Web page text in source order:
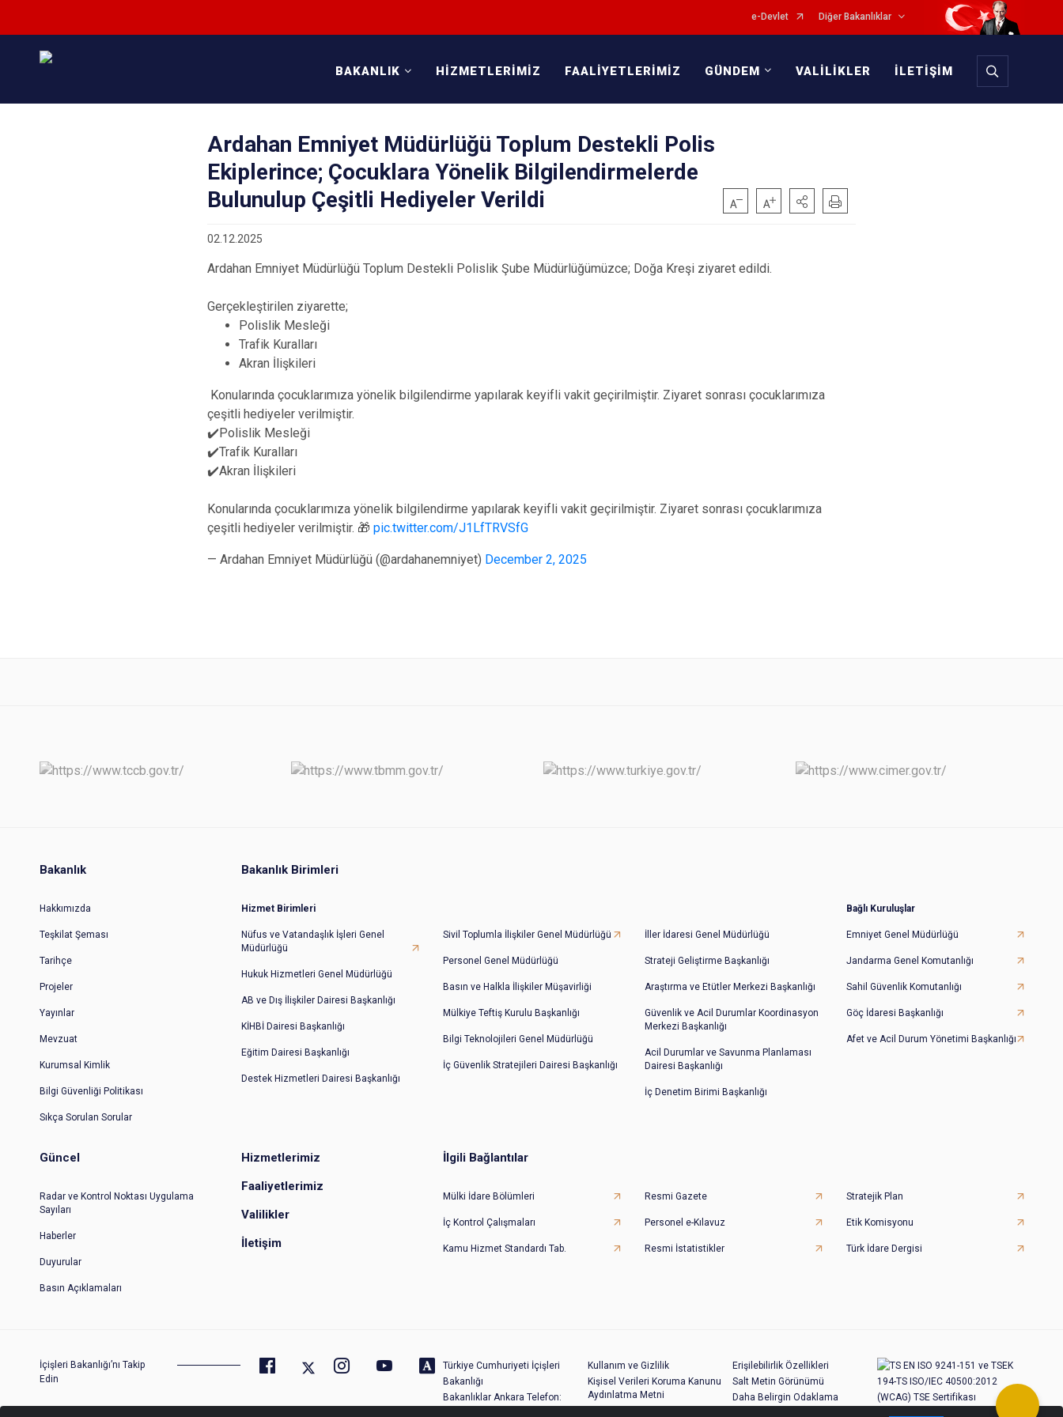
e-Devlet Diğer Bakanlıklar
BAKANLIK HİZMETLERİMİZ FAALİYETLERİMİZ GÜNDEM VALİLİKLER İLETİŞİM
Ardahan Emniyet Müdürlüğü Toplum Destekli Polis
Ekiplerince; Çocuklara Yönelik Bilgilendirmelerde
Bulunulup Çeşitli Hediyeler Verildi
02.12.2025
Ardahan Emniyet Müdürlüğü Toplum Destekli Polislik Şube Müdürlüğümüzce; Doğa Kreşi ziyaret edildi.
Gerçekleştirilen ziyarette;
Polislik Mesleği
Trafik Kuralları
Akran İlişkileri
Konularında çocuklarımıza yönelik bilgilendirme yapılarak keyifli vakit geçirilmiştir. Ziyaret sonrası çocuklarımıza
çeşitli hediyeler verilmiştir.
✔️Polislik Mesleği
✔️Trafik Kuralları
✔️Akran İlişkileri
Konularında çocuklarımıza yönelik bilgilendirme yapılarak keyifli vakit geçirilmiştir. Ziyaret sonrası çocuklarımıza
çeşitli hediyeler verilmiştir. 🎁 pic.twitter.com/J1LfTRVSfG
— Ardahan Emniyet Müdürlüğü (@ardahanemniyet) December 2, 2025
Bakanlık
Hakkımızda
Teşkilat Şeması
Tarihçe
Projeler
Yayınlar
Mevzuat
Kurumsal Kimlik
Bilgi Güvenliği Politikası
Sıkça Sorulan Sorular
Bakanlık Birimleri
Hizmet Birimleri
Nüfus ve Vatandaşlık İşleri Genel
Müdürlüğü
Hukuk Hizmetleri Genel Müdürlüğü
AB ve Dış İlişkiler Dairesi Başkanlığı
KİHBİ Dairesi Başkanlığı
Eğitim Dairesi Başkanlığı
Destek Hizmetleri Dairesi Başkanlığı
Sivil Toplumla İlişkiler Genel Müdürlüğü
Personel Genel Müdürlüğü
Basın ve Halkla İlişkiler Müşavirliği
Mülkiye Teftiş Kurulu Başkanlığı
Bilgi Teknolojileri Genel Müdürlüğü
İç Güvenlik Stratejileri Dairesi Başkanlığı
İller İdaresi Genel Müdürlüğü
Strateji Geliştirme Başkanlığı
Araştırma ve Etütler Merkezi Başkanlığı
Güvenlik ve Acil Durumlar Koordinasyon
Merkezi Başkanlığı
Acil Durumlar ve Savunma Planlaması
Dairesi Başkanlığı
İç Denetim Birimi Başkanlığı
Bağlı Kuruluşlar
Emniyet Genel Müdürlüğü
Jandarma Genel Komutanlığı
Sahil Güvenlik Komutanlığı
Göç İdaresi Başkanlığı
Afet ve Acil Durum Yönetimi Başkanlığı
Güncel
Radar ve Kontrol Noktası Uygulama
Sayıları
Haberler
Duyurular
Basın Açıklamaları
Hizmetlerimiz
Faaliyetlerimiz
Valilikler
İletişim
İlgili Bağlantılar
Mülki İdare Bölümleri
İç Kontrol Çalışmaları
Kamu Hizmet Standardı Tab.
Resmi Gazete
Personel e-Kılavuz
Resmi İstatistikler
Stratejik Plan
Etik Komisyonu
Türk İdare Dergisi
İçişleri Bakanlığı’nı Takip
Edin
Türkiye Cumhuriyeti İçişleri
Bakanlığı
Bakanlıklar Ankara Telefon:
Kullanım ve Gizlilik
Kişisel Verileri Koruma Kanunu
Aydınlatma Metni
Site Haritası
Erişilebilirlik Özellikleri
Salt Metin Görünümü
Daha Belirgin Odaklama